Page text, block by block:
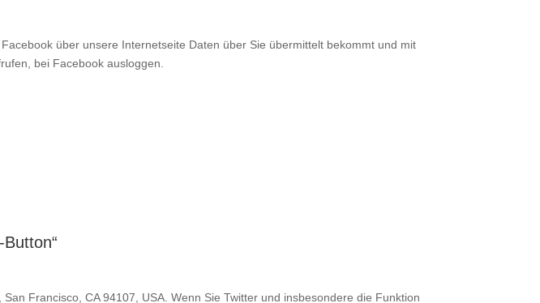
über unsere Internetseite Daten über Sie übermittelt bekommt und mit
bei Facebook ausloggen.
Francisco, CA 94107, USA. Wenn Sie Twitter und insbesondere die Funktion